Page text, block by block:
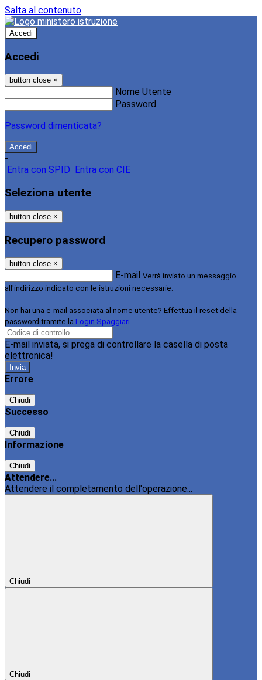
Salta al contenuto
Accedi
Accedi
button close ×
Nome Utente
Password
Password dimenticata?
-
Entra con SPID
Entra con CIE
Seleziona utente
button close ×
Recupero password
button close ×
E-mail Verrà inviato un messaggio
all'indirizzo indicato con le istruzioni necessarie.
Non hai una e-mail associata al nome utente? Effettua il reset della
password tramite la Login Spaggiari
E-mail inviata, si prega di controllare la casella di posta
elettronica!
Errore
Chiudi
Successo
Chiudi
Informazione
Chiudi
Attendere...
Attendere il completamento dell'operazione...
Chiudi
Chiudi